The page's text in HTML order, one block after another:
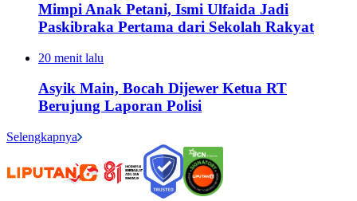
Mimpi Anak Petani, Ismi Ulfaida Jadi
Paskibraka Pertama dari Sekolah Rakyat
20 menit lalu
Asyik Main, Bocah Dijewer Ketua RT
Berujung Laporan Polisi
Selengkapnya